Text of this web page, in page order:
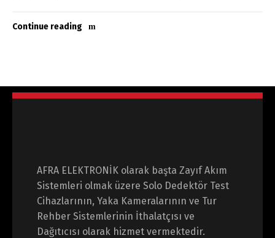
Continue reading
AFRA ELEKTRONİK olarak başta Zayıf Akım
Sistemleri olmak üzere Solo Dedektör Test
Cihazlarının, Yaka Kameralarının ve Tur
Rehber Sistemlerinin İthalatçısı ve
Dağıtıcısı olarak hizmet vermektedir.